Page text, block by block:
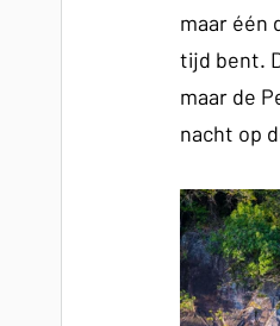
maar één
tijd bent.
maar de
nacht op